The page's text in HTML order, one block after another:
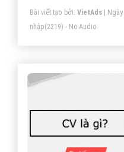
nhất năm 2015 trên
tạo nên sức hút của
khá mới mẻ này.
Bài viết tạo bởi: VietAds| Ngày
nhập(2219) - No Audio